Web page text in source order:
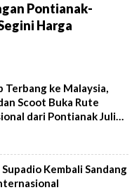
Pontianak-
Harga
Terbang ke Malaysia,
Scoot Buka Rute
dari Pontianak Juli
Kembali Sandang